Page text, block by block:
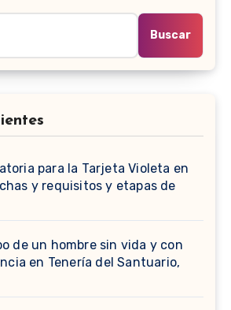
Buscar
para la Tarjeta Violeta en
y requisitos y etapas de
de un hombre sin vida y con
en Tenería del Santuario,